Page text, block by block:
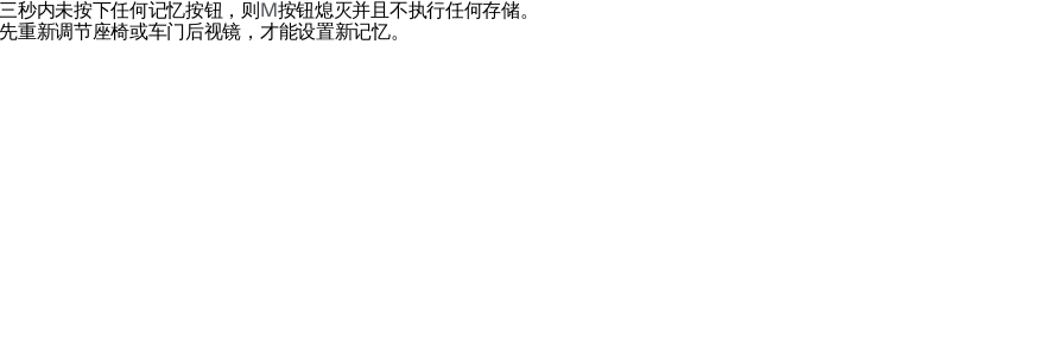
秒内未按下任何记忆按钮，则 M按钮熄灭并且不执行任何存储。
重新调节座椅或车门后视镜，才能设置新记忆。